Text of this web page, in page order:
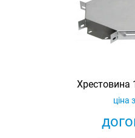
Хрестовина
ціна